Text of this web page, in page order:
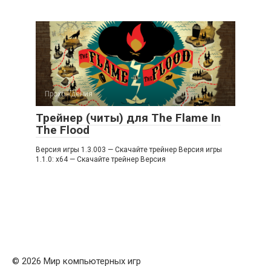
Прохождения
Трейнер (читы) для The Flame In
The Flood
Версия игры 1.3.003 — Скачайте трейнер Версия игры
1.1.0: x64 — Скачайте трейнер Версия
© 2026 Мир компьютерных игр